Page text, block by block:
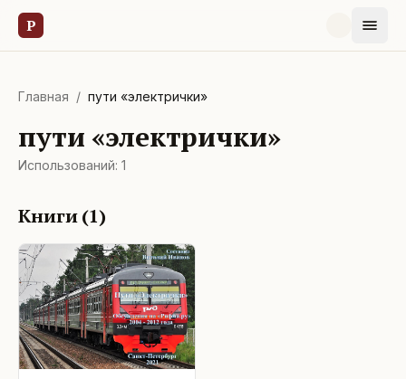
Р
Главная / пути «электрички»
пути «электрички»
Использований: 1
Книги (1)